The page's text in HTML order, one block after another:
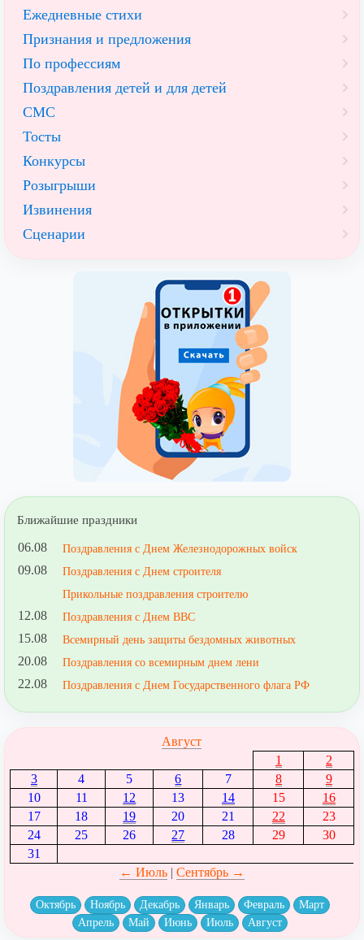
Ежедневные стихи
Признания и предложения
По профессиям
Поздравления детей и для детей
СМС
Тосты
Конкурсы
Розыгрыши
Извинения
Сценарии
Ближайшие праздники
06.08 Поздравления с Днем Железнодорожных войск
09.08
Поздравления с Днем строителя
Прикольные поздравления строителю
12.08 Поздравления с Днем ВВС
15.08 Всемирный день защиты бездомных животных
20.08 Поздравления со всемирным днем лени
22.08 Поздравления с Днем Государственного флага РФ
Август
1
2
3
4 5 6 7 8
9
10
11 12 13 14 15
16
17
18 19 20 21 22
23
24
25 26 27 28 29
30
31
← Июль| Сентябрь →
Октябрь Ноябрь Декабрь Январь Февраль
Март
Апрель
Май Июнь Июль Август